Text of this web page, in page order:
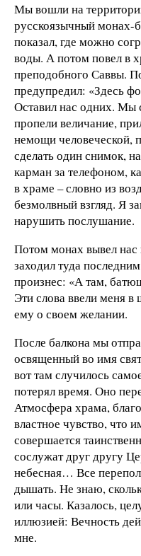
Мы вошли на
русскоязычный монах-
показал, где можно
воды. А потом повел в
преподобного Саввы.
предупредил: «Здесь
Оставил нас одних. Мы
пропели величание,
немощи человеческой,
сделать один снимок,
карман за телефоном,
в храме – словно из
безмолвный взгляд. Я
нарушить послушание.
Потом монах вывел
заходил туда
произнес: «А там,
Эти слова ввели меня в
ему о своем желании.
После балкона мы
освященный во имя
вот там случилось
потерял время. Оно
Атмосфера храма,
властное чувство, что
совершается
сослужат друг другу
небесная… Все
дышать. Не знаю,
или часы. Казалось,
иллюзией: Вечность
мне.